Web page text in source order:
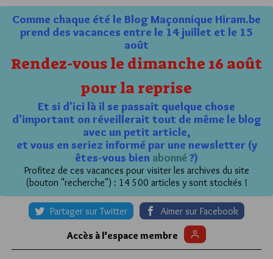
Comme chaque été le Blog Maçonnique Hiram.be
prend des vacances entre le 14 juillet et le 15
août
Rendez-vous le dimanche 16 août
pour la reprise
Et si d'ici là il se passait quelque chose
d'important on réveillerait tout de même le blog
avec un petit article,
et vous en seriez informé par une newsletter (y
êtes-vous bien abonné ?)
Profitez de ces vacances pour visiter les archives du site
(bouton "recherche") : 14 500 articles y sont stockés !
Partager sur Twitter Aimer sur Facebook
Accès à l’espace membre